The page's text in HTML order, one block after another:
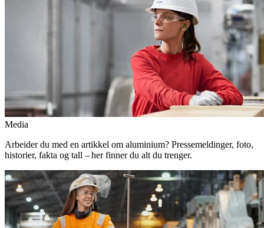
Media
Arbeider du med en artikkel om aluminium? Pressemeldinger, foto,
historier, fakta og tall – her finner du alt du trenger.